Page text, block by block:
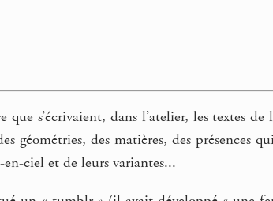
que s’écrivaient, dans l’atelier, les textes
géométries, des matières, des présences
ciel et de leurs variantes...